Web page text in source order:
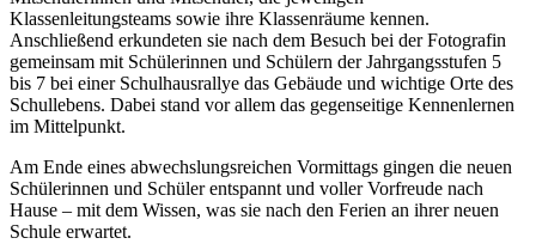
Klassenleitungsteams sowie ihre Klassenräume kennen.
Anschließend erkundeten sie nach dem Besuch bei der Fotografin
gemeinsam mit Schülerinnen und Schülern der Jahrgangsstufen 5
bis 7 bei einer Schulhausrallye das Gebäude und wichtige Orte des
Schullebens. Dabei stand vor allem das gegenseitige Kennenlernen
im Mittelpunkt.
Am Ende eines abwechslungsreichen Vormittags gingen die neuen
Schülerinnen und Schüler entspannt und voller Vorfreude nach
Hause – mit dem Wissen, was sie nach den Ferien an ihrer neuen
Schule erwartet.